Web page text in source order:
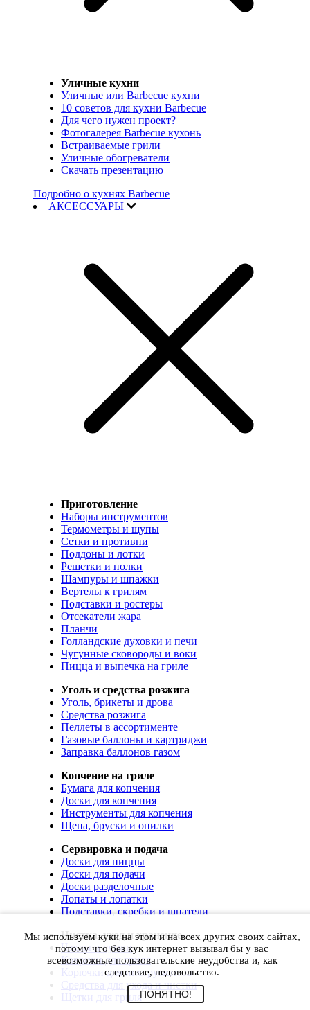
Уличные кухни
Уличные или Barbecue кухни
10 советов для кухни Barbecue
Для чего нужен проект?
Фотогалерея Barbecue кухонь
Встраиваемые грили
Уличные обогреватели
Скачать презентацию
Подробно о кухнях Barbecue
АКСЕССУАРЫ
Приготовление
Наборы инструментов
Термометры и щупы
Сетки и противни
Поддоны и лотки
Решетки и полки
Шампуры и шпажки
Вертелы к грилям
Подставки и ростеры
Отсекатели жара
Планчи
Голландские духовки и печи
Чугунные сковороды и воки
Пицца и выпечка на гриле
Уголь и средства розжига
Уголь, брикеты и дрова
Средства розжига
Пеллеты в ассортименте
Газовые баллоны и картриджи
Заправка баллонов газом
Копчение на гриле
Бумага для копчения
Доски для копчения
Инструменты для копчения
Щепа, бруски и опилки
Сервировка и подача
Доски для пиццы
Доски для подачи
Доски разделочные
Лопаты и лопатки
Подставки, скребки и шпатели
Чистка, уход и хранение
Чехлы и сумки
Коврики для гриля
Корючки для инструментов
Средства для ухода и чистки
Щетки для гриля
Мы используем куки на этом и на всех других своих сайтах,
потому что без кук интернет вызывал бы у вас
всевозможные пользовательские неудобства и, как
следствие, недовольство.
ПОНЯТНО!